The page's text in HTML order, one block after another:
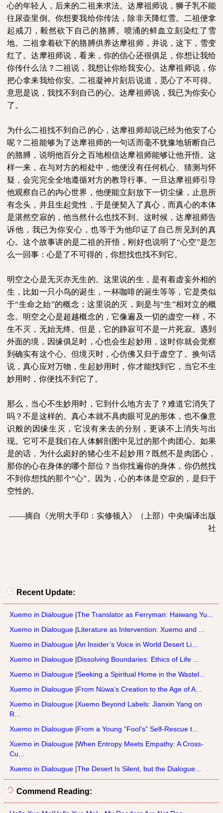
心的年轻人，后来的二祖来求法。达摩祖师说，狮子乳不能
往尿壶里倒。你想要我给你传法，除非天降红雪。二祖便拿
起戒刀，毅然砍下自己的胳膊。喷涌的鲜血立刻染红了雪
地。二祖拿着砍下的胳膊供养达摩祖师，并说，这下，雪变
红了。达摩祖师说，看来，你的信心还很俱足，你想让我给
你传什么法？二祖说，我想让你给我安心。达摩祖师说，你
把心拿来我给你安。二祖凝神片刻后说道，觅心了不可得。
意思是说，我找不到自己的心。达摩祖师说，我已为你安心
了。
为什么二祖找不到自己的心，达摩祖师却说已经为他安了心
呢？二祖能够为了达摩祖师的一句话而毫不犹豫地斩断自己
的胳膊，说明他百分之百地相信达摩祖师能够让他开悟。这
样一来，在与对方的相处中，他便没有任何机心、猜测与怀
疑，会完完全全地遵循对方的教导行事。一旦达摩祖师引导
他观察自己的内心世界，他便能立刻放下一切尘缘，止息所
有念头，并且生起觉性，于是便契入了真心，而真心的本体
是湛然空寂的，他当然什么也找不到。这时候，达摩祖师告
诉他，我已为你安心，也等于为他印证了自己所见到的真
心。这个故事讲的是二祖的开悟，刚好也说明了“心空”是怎
么一回事：心是了不可得的，你想找也找不到它。
明空之心是无灭亦无生的。这里说的生，是有着虚妄外相的
生，比如一只小鸟的诞生，一杯咖啡的诞生等等，它是类似
于“生命之始”的概念；这里说的灭，则是与“生”相对立的概
念。明空之心是超越概念的，它像遍及一切的虚空一样，不
生不灭，无始无终。但是，它的静寂可不是一片死寂。遇到
外面的境，因缘俱足时，心也会生起妙用，这时你就会觉察
到确实有这个心。但境灭时，心仿佛又归于虚空了。换句话
说，真心应对万物，生起妙用时，你才能找到它，当它不生
妙用时，你便找不到它了。
那么，当心不生妙用时，它到什么地方去了？难道它消失了
吗？不是这样的。真心本就不具肉眼可见的形体，也不像意
识般的因缘生灭，它没有来去的分别，更谈不上消失与出
现。它可不是我们在人体解剖图中见过的那个肉团心。如果
是的话，为什么卤好的猪心生不起妙用？既然不是肉团心，
那你的心在身体的哪个部位？当你找遍你的身体，你仍然找
不到你想找的那个“心”。因为，心的本体是空寂的，是归于
空性的。
——摘自《光明大手印：实修顿入》（上部）中央编译出版
社
Recent Update:
Xuemo in Dialougue |The Translator as Ferryman: Haiwang Yu...
Xuemo in Dialougue |Literature as Intervention: Xuemo and ...
Xuemo in Dialougue |An Insider’s Voice in World Desert Li...
Xuemo in Dialougue |Dissolving Boundaries: Ethics of Life ...
Xuemo in Dialougue |Seeking a Spiritual Home in the Wastel...
Xuemo in Dialougue |From Nüwa’s Creation to the Age of A...
Xuemo in Dialougue |Xuemo Beyond Labels: Jianxin Yang on
R...
Xuemo in Dialougue |From a Young “Fool’s” Self-Rescue t...
Xuemo in Dialougue |When Entropy Meets Empathy: A Cross-
Cu...
Xuemo in Dialougue |The Desert Is Silent, but the Dialogue...
Commend Reading: